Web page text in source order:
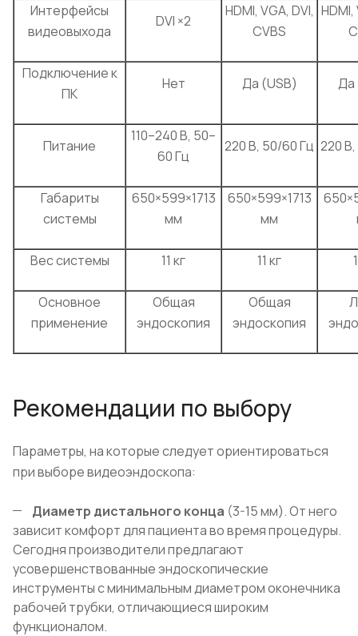
Интерфейсы
видеовыхода
DVI ×2
HDMI, VGA, DVI,
CVBS
HDMI,
Подключение к
ПК
Нет Да (USB) Да
Питание
110–240 В, 50–
60 Гц
220 В, 50/60 Гц 220
Габариты
системы
650×599×1713
мм
650×599×1713
мм
Вес системы 11 кг 11 кг
Основное
применение
Общая
эндоскопия
Общая
эндоскопия
Рекомендации по выбору
Параметры, на которые следует ориентироваться
при выборе видеоэндоскопа:
Диаметр дистального конца (3-15 мм). От него
зависит комфорт для пациента во время процедуры.
Сегодня производители предлагают
усовершенствованные эндоскопические
инструменты с минимальным диаметром оконечника
рабочей трубки, отличающиеся широким
функционалом.